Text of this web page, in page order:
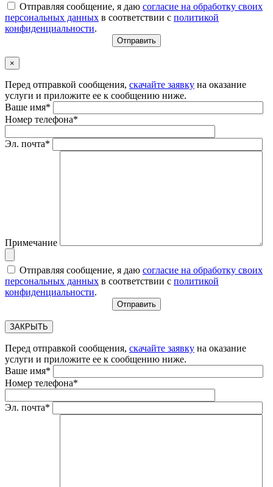
Отправляя сообщение, я даю согласие на обработку своих
персональных данных в соответствии с политикой
конфиденциальности.
×
Перед отправкой сообщения, скачайте заявку на оказание
услуги и приложите ее к сообщению ниже.
Ваше имя*
Номер телефона*
Эл. почта*
Примечание
Отправляя сообщение, я даю согласие на обработку своих
персональных данных в соответствии с политикой
конфиденциальности.
ЗАКРЫТЬ
Перед отправкой сообщения, скачайте заявку на оказание
услуги и приложите ее к сообщению ниже.
Ваше имя*
Номер телефона*
Эл. почта*